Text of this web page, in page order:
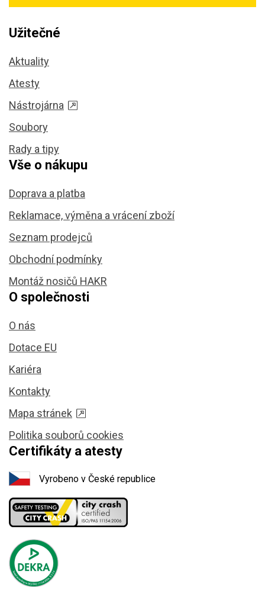
Užitečné
Aktuality
Atesty
Nástrojárna
Soubory
Rady a tipy
Vše o nákupu
Doprava a platba
Reklamace, výměna a vrácení zboží
Seznam prodejců
Obchodní podmínky
Montáž nosičů HAKR
O společnosti
O nás
Dotace EU
Kariéra
Kontakty
Mapa stránek
Politika souborů cookies
Certifikáty a atesty
Vyrobeno v České republice